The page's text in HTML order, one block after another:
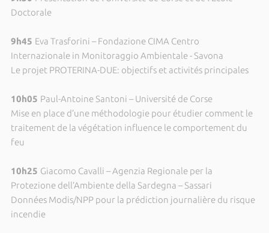
Doctorale
9h45 Eva Trasforini – Fondazione CIMA Centro
Internazionale in Monitoraggio Ambientale - Savona
Le projet PROTERINA-DUE: objectifs et activités principales
10h05 Paul-Antoine Santoni – Université de Corse
Mise en place d’une méthodologie pour étudier comment le
traitement de la végétation influence le comportement du
feu
10h25 Giacomo Cavalli – Agenzia Regionale per la
Protezione dell’Ambiente della Sardegna – Sassari
Données Modis/NPP pour la prédiction journalière du risque
incendie